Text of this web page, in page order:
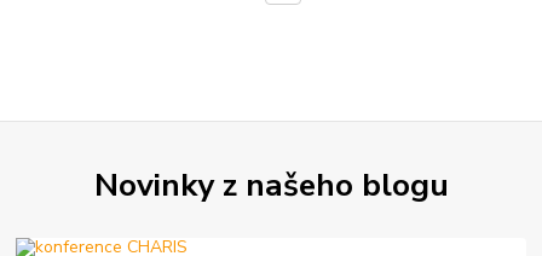
Novinky z našeho blogu